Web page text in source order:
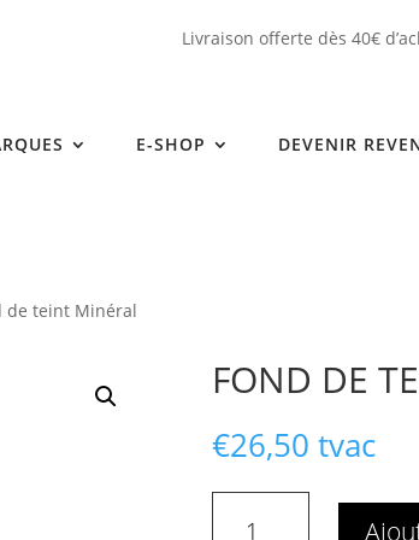
Livraison offerte dès 40€
E-SHOP
DEVENIR
de teint Minéral
FOND DE
€26,50 tvac